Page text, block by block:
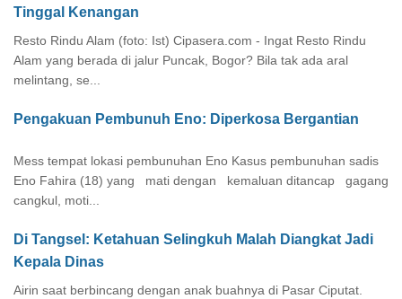
Tinggal Kenangan
Resto Rindu Alam (foto: Ist) Cipasera.com - Ingat Resto Rindu
Alam yang berada di jalur Puncak, Bogor? Bila tak ada aral
melintang, se...
Pengakuan Pembunuh Eno: Diperkosa Bergantian
Mess tempat lokasi pembunuhan Eno Kasus pembunuhan sadis
Eno Fahira (18) yang mati dengan kemaluan ditancap gagang
cangkul, moti...
Di Tangsel: Ketahuan Selingkuh Malah Diangkat Jadi
Kepala Dinas
Airin saat berbincang dengan anak buahnya di Pasar Ciputat.